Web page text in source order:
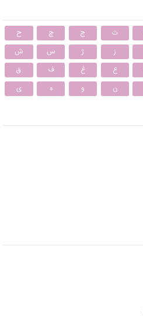
ث ج چ
ح
ز ژ س
ش
ع غ ف
ق
ن و ه ی